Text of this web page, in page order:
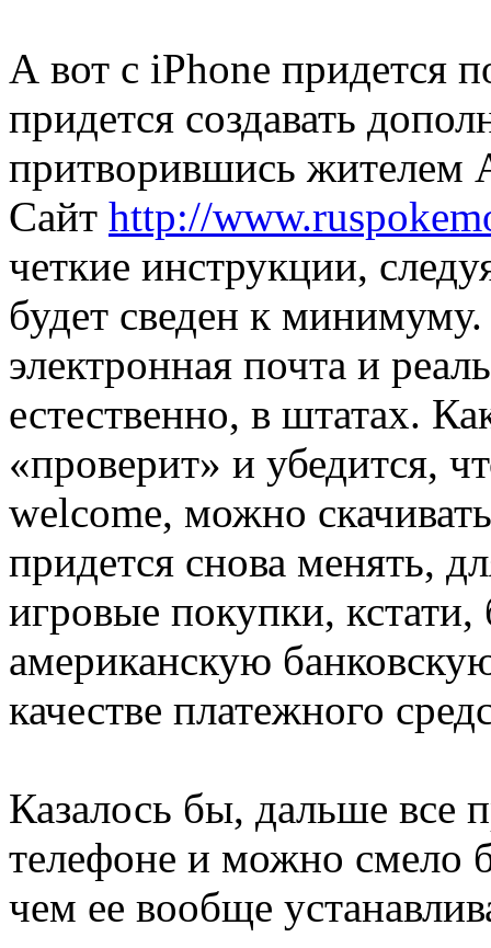
А вот с iPhone придется
придется создавать
притворившись
Сайт http://
четкие инструкции,
будет сведен к
электронная почта и
естественно, в штатах.
«проверит» и убедится,
welcome, можно
придется снова менять,
игровые покупки,
американскую
качестве платежного
Казалось бы, дальше все
телефоне и можно смело
чем ее вообще